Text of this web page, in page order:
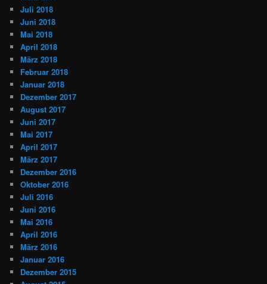
Juli 2018
Juni 2018
Mai 2018
April 2018
März 2018
Februar 2018
Januar 2018
Dezember 2017
August 2017
Juni 2017
Mai 2017
April 2017
März 2017
Dezember 2016
Oktober 2016
Juli 2016
Juni 2016
Mai 2016
April 2016
März 2016
Januar 2016
Dezember 2015